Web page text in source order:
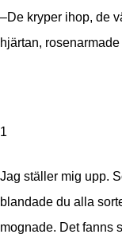
–De kryper ihop, de
hjärtan,
1
Jag ställer mig upp.
blandade du alla
mognade. Det fanns